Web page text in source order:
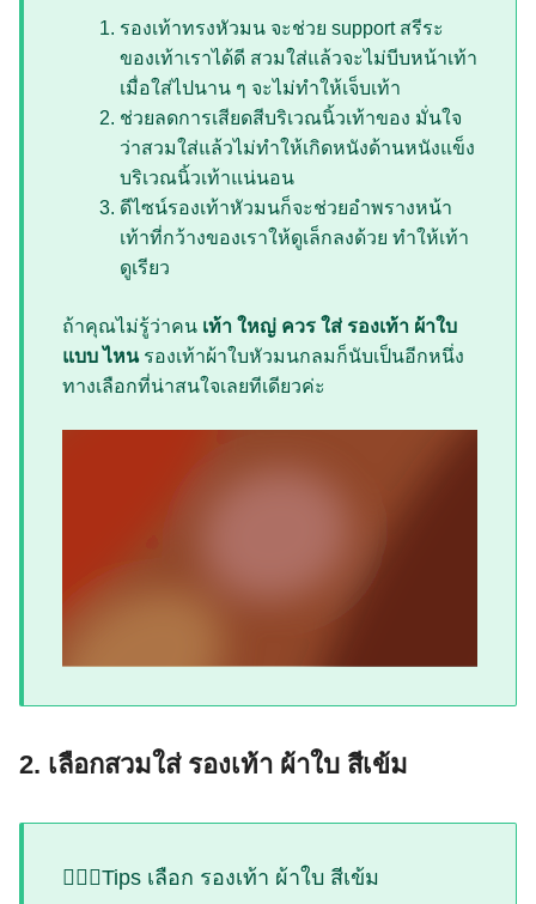
รองเท้าทรงหัวมน จะช่วย support สรีระ
ของเท้าเราได้ดี สวมใส่แล้วจะไม่บีบหน้าเท้า
เมื่อใส่ไปนาน ๆ จะไม่ทำให้เจ็บเท้า
ช่วยลดการเสียดสีบริเวณนิ้วเท้าของ มั่นใจ
ว่าสวมใส่แล้วไม่ทำให้เกิดหนังด้านหนังแข็ง
บริเวณนิ้วเท้าแน่นอน
ดีไซน์รองเท้าหัวมนก็จะช่วยอำพรางหน้า
เท้าที่กว้างของเราให้ดูเล็กลงด้วย ทำให้เท้า
ดูเรียว
ถ้าคุณไม่รู้ว่าคน เท้า ใหญ่ ควร ใส่ รองเท้า ผ้าใบ
แบบ ไหนรองเท้าผ้าใบหัวมนกลมก็นับเป็นอีกหนึ่ง
ทางเลือกที่น่าสนใจเลยทีเดียวค่ะ
2. เลือกสวมใส่ รองเท้า ผ้าใบ สีเข้ม
💁🏻‍♀️Tips เลือก รองเท้า ผ้าใบ สีเข้ม